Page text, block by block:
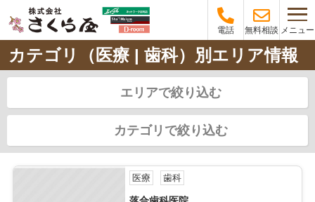
電話 無料相談 メニュー
カテゴリ（医療 | 歯科）別エリア情報
エリアで絞り込む
カテゴリで絞り込む
医療 歯科